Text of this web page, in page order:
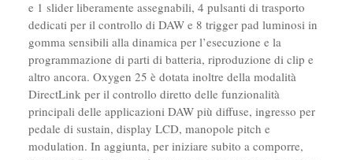
e 1 slider liberamente assegnabili, 4 pulsanti di trasporto
dedicati per il controllo di DAW e 8 trigger pad luminosi in
gomma sensibili alla dinamica per l’esecuzione e la
programmazione di parti di batteria, riproduzione di clip e
altro ancora. Oxygen 25 è dotata inoltre della modalità
DirectLink per il controllo diretto delle funzionalità
principali delle applicazioni DAW più diffuse, ingresso per
pedale di sustain, display LCD, manopole pitch e
modulation. In aggiunta, per iniziare subito a comporre,